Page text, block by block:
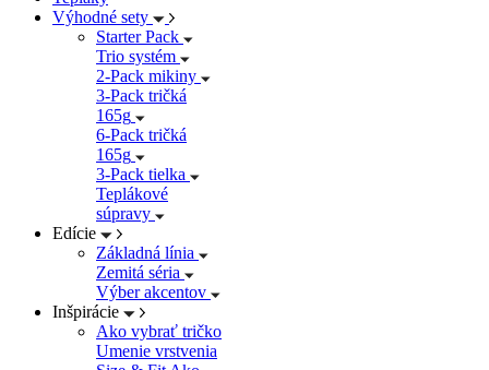
Výhodné sety
Starter Pack
Trio systém
2-Pack mikiny
3-Pack tričká
165g
6-Pack tričká
165g
3-Pack tielka
Teplákové
súpravy
Edície
Základná línia
Zemitá séria
Výber akcentov
Inšpirácie
Ako vybrať tričko
Umenie vrstvenia